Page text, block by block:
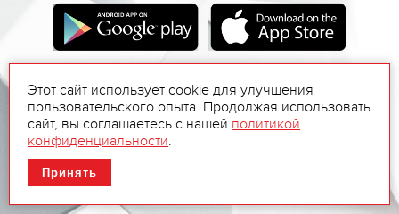
Этот сайт использует cookie для улучшения
пользовательского опыта. Продолжая использовать
сайт, вы соглашаетесь с нашей политикой
конфиденциальности.
Принять